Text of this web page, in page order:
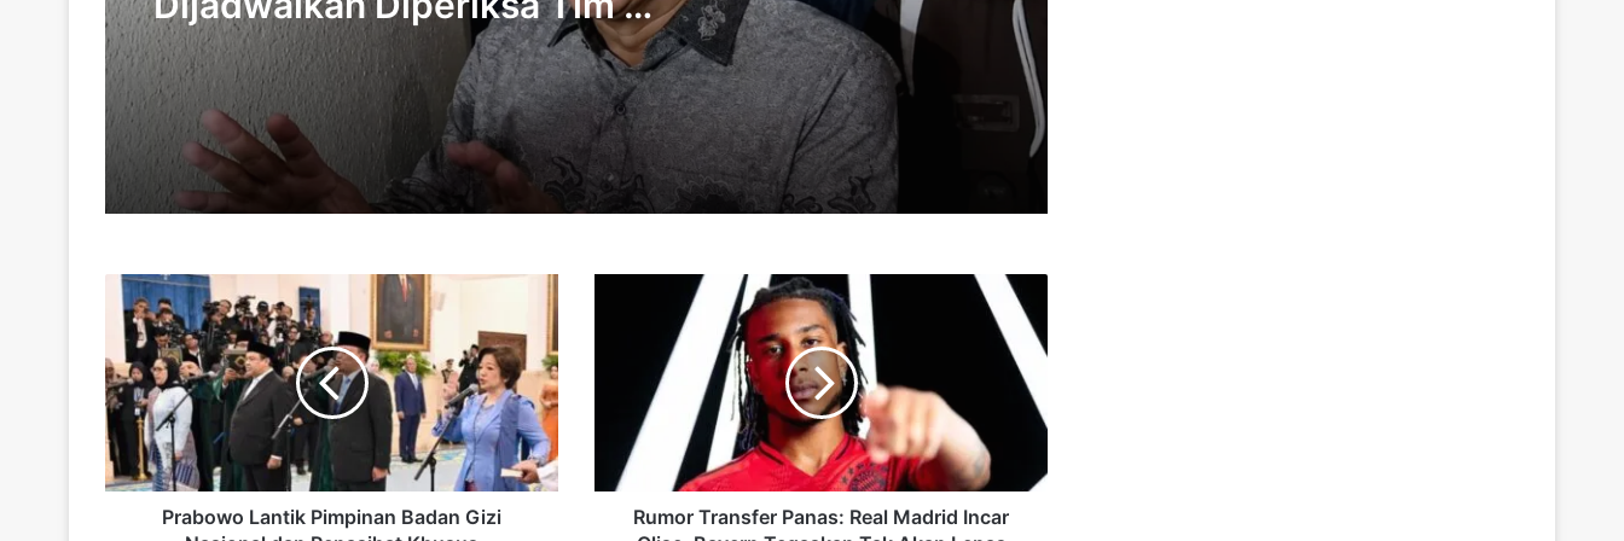
Kejagung, Kuasa Hukum
Pastikan Klien Bersikap
Kooperatif
Soetta, Bawa Puluhan Ribu Butir
Ekstasi dan Sabu
KPK OTT Bupati Pemalang Anom
Widiyantoro, 21 Orang Diamankan
Febri Diansyah Jadi Kuasa Hukum
Hotman Paris Mundur dari Kuasa
Hukum Febrie Adriansyah
KPK OTT di Lombok Barat, Bupati Lalu
Ahmad Zaini Ditangkap
Prabowo
Lantik
Pimpinan
Badan
Gizi
Nasional
dan
Penasihat
Khusus
Ketenagakerjaan
Prabowo Lantik Pimpinan Badan Gizi
Olise,
Bayern
Tegaskan
Rumor Transfer Panas: Real Madrid Incar